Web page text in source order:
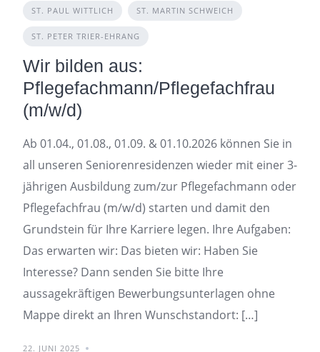
ST. PAUL WITTLICH ST. MARTIN SCHWEICH
ST. PETER TRIER-EHRANG
Wir bilden aus:
Pflegefachmann/Pflegefachfrau
(m/w/d)
Ab 01.04., 01.08., 01.09. & 01.10.2026 können Sie in
all unseren Seniorenresidenzen wieder mit einer 3-
jährigen Ausbildung zum/zur Pflegefachmann oder
Pflegefachfrau (m/w/d) starten und damit den
Grundstein für Ihre Karriere legen. Ihre Aufgaben:
Das erwarten wir: Das bieten wir: Haben Sie
Interesse? Dann senden Sie bitte Ihre
aussagekräftigen Bewerbungsunterlagen ohne
Mappe direkt an Ihren Wunschstandort: […]
22. JUNI 2025